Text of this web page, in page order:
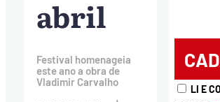
abril
Festival homenageia
este ano a obra de
Vladimir Carvalho
LI E